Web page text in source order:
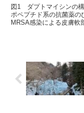
図1 ダプトマイシンの構造 ダプトマイシン(Daptomycin,
ポペプチド系の抗菌薬
MRSA感染による皮膚軟